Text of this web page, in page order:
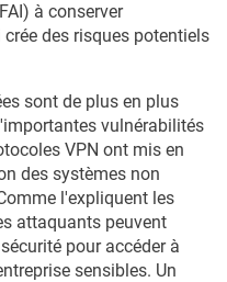
à conserver
des risques potentiels
sont de plus en plus
vulnérabilités
VPN ont mis en
des systèmes non
l'expliquent les
attaquants peuvent
pour accéder à
sensibles. Un